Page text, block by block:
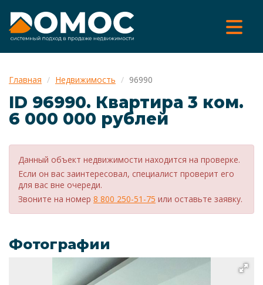
Главная Недвижимость 96990
ID 96990. Квартира 3 ком.
6 000 000 рублей
Данный объект недвижимости находится на проверке.
Если он вас заинтересовал, специалист проверит его
для вас вне очереди.
Звоните на номер 8 800 250-51-75 или оставьте заявку.
Фотографии